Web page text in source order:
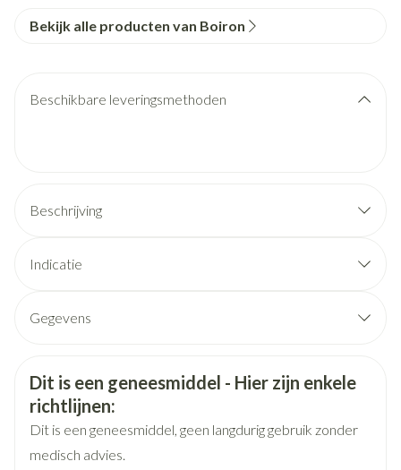
Bekijk alle producten van Boiron
Beschikbare leveringsmethoden
Beschrijving
Indicatie
Gegevens
Organisaties
Merken
Veiligheidsinformatie
Dit is een geneesmiddel - Hier zijn enkele
richtlijnen:
Dit is een geneesmiddel, geen langdurig gebruik zonder
medisch advies.